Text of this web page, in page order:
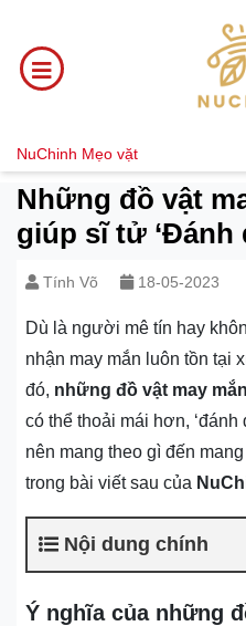
NuChinh Mẹo vặt
Những đồ vật
giúp sĩ tử ‘Đánh
Tính Võ 18-05-2023
Dù là người mê tín hay
nhận may mắn luôn tồn tại
đó, những đồ vật may
có thể thoải mái hơn, ‘đánh
nên mang theo gì đến
trong bài viết sau của
Nội dung chính
Ý nghĩa của những